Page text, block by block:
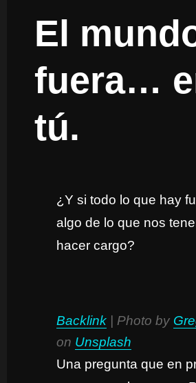
El
fuera…
tú.
¿Y si todo lo que hay
algo de lo que nos
hacer cargo?
Backlink | Photo by
on Unsplash
Una pregunta que en